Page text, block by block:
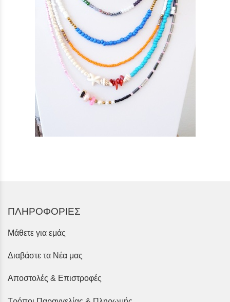
ΠΛΗΡΟΦΟΡΙΕΣ
Μάθετε για εμάς
Διαβάστε τα Νέα μας
Αποστολές & Επιστροφές